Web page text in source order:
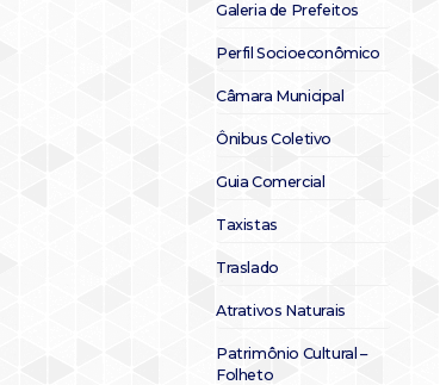
Galeria de Prefeitos
Perfil Socioeconômico
Câmara Municipal
Ônibus Coletivo
Guia Comercial
Taxistas
Traslado
Atrativos Naturais
Patrimônio Cultural –
Folheto